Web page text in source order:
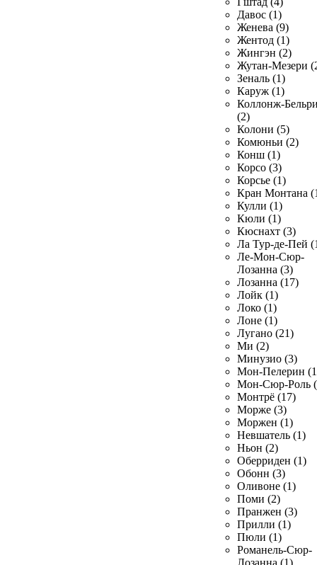
Давос (1)
Женева (9)
Жентод (1)
Жингэн (2)
Жутан-Мезери
Зеналь (1)
Каруж (1)
Коллонж-
(2)
Колони (5)
Комюньи (2)
Конш (1)
Корсо (3)
Корсье (1)
Кран Монтана
Кулли (1)
Кюли (1)
Кюснахт (3)
Ла Тур-де-Пей
Ле-Мон-Сюр-
Лозанна (3)
Лозанна (17)
Лойк (1)
Локо (1)
Лоне (1)
Лугано (21)
Ми (2)
Минузио (3)
Мон-Пелерин
Мон-Сюр-Роль
Монтрё (17)
Морже (3)
Моржен (1)
Невшатель (1)
Ньон (2)
Оберриден (1)
Обонн (3)
Оливоне (1)
Поми (2)
Пранжен (3)
Прилли (1)
Пюли (1)
Романель-Сюр-
Лозанна (1)